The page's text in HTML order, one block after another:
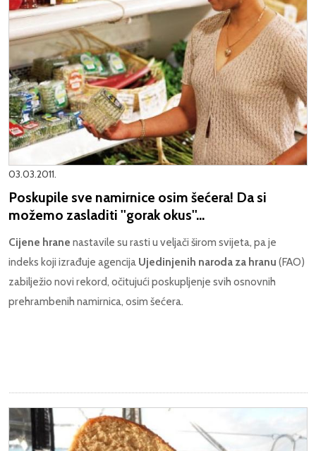
03.03.2011.
Poskupile sve namirnice osim šećera! Da si
možemo zasladiti ''gorak okus''...
Cijene hrane nastavile su rasti u veljači širom svijeta, pa je
indeks koji izrađuje agencija Ujedinjenih naroda za hranu (FAO)
zabilježio novi rekord, očitujući poskupljenje svih osnovnih
prehrambenih namirnica, osim šećera.